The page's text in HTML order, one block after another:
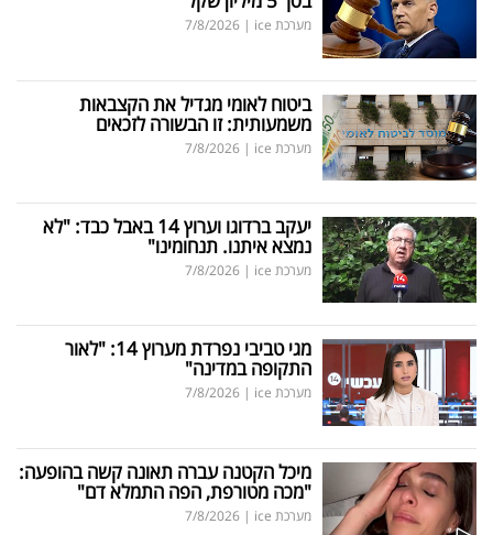
מערכת ice |
7/8/2026
ביטוח לאומי מגדיל את הקצבאות
משמעותית: זו הבשורה לזכאים
מערכת ice |
7/8/2026
יעקב ברדוגו וערוץ 14 באבל כבד: "לא
נמצא איתנו. תנחומינו"
מערכת ice |
7/8/2026
מגי טביבי נפרדת מערוץ 14: "לאור
התקופה במדינה"
מערכת ice |
7/8/2026
מיכל הקטנה עברה תאונה קשה בהופעה:
"מכה מטורפת, הפה התמלא דם"
מערכת ice |
7/8/2026